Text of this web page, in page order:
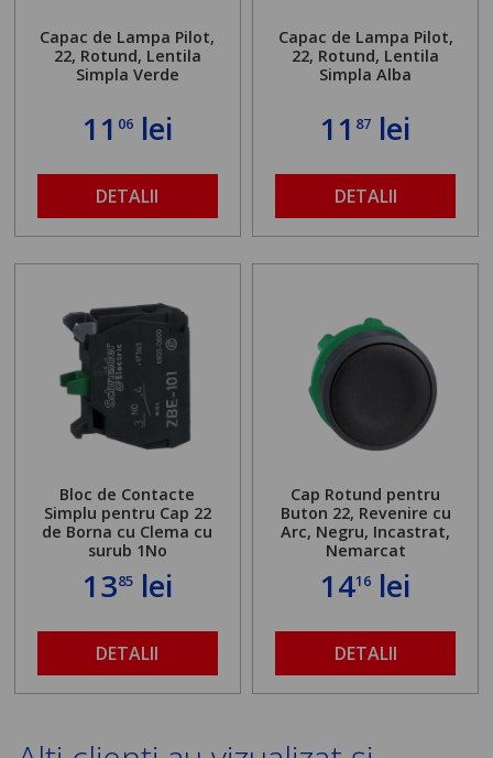
Capac de Lampa Pilot,
22, Rotund, Lentila
Simpla Verde
11 06lei
DETALII
Capac de Lampa Pilot,
22, Rotund, Lentila
Simpla Alba
11 87 lei
DETALII
Bloc de Contacte
Simplu pentru Cap 22
de Borna cu Clema cu
surub 1No
1385lei
DETALII
Cap Rotund pentru
Buton 22, Revenire cu
Arc, Negru, Incastrat,
Nemarcat
1416 lei
DETALII